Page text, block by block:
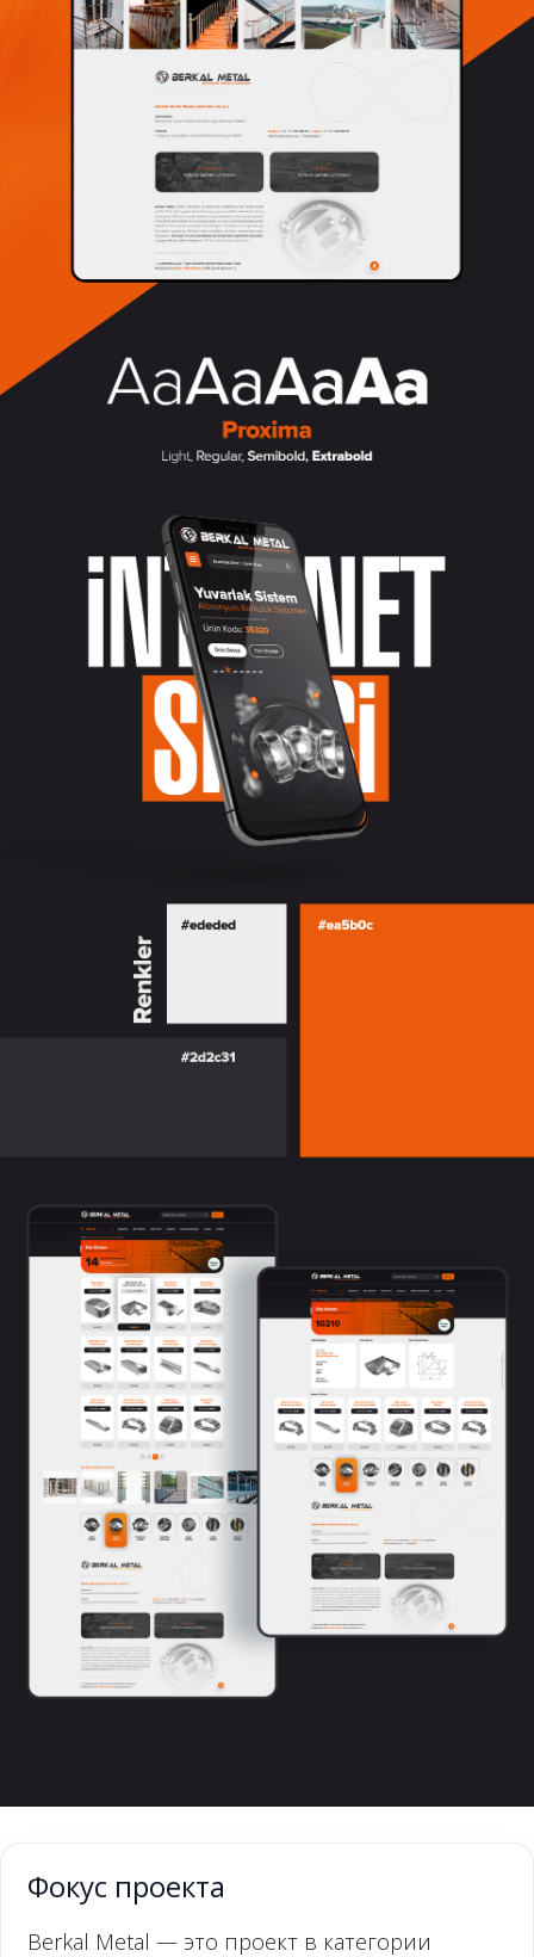
Фокус проекта
Berkal Metal — это проект в категории